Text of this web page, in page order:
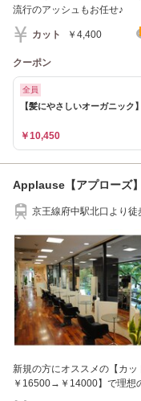
流行のアッシュもお任せ♪
カット ￥4,400
クーポン
全員
【髪にやさしいオーガニック
￥10,450
Applause【アプローズ】
京王線府中駅北口より徒
新規の方にオススメの【カ
￥16500→￥14000】で理想